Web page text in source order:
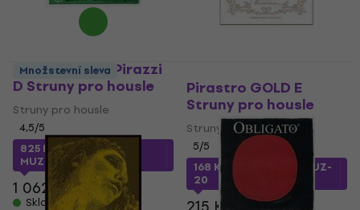
Pirastro Evah Pirazzi
D Struny pro housle
Struny pro housle
4,5/5
825 Kč s kódem
MUZMUZ-20
1 062 Kč
Skladem
Pirastro GOLD E
Struny pro housle
Struny pro housle
5/5
168 Kč
MUZMUZ-
20
Množstevní sleva